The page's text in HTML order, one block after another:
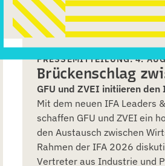
PRESSEMITTEILUNG: 4.
Brückenschlag
GFU und ZVEI initiieren den
Mit dem neuen IFA Leaders
schaffen GFU und ZVEI ein
den Austausch zwischen
Rahmen der IFA 2026
Vertreter aus Industrie und